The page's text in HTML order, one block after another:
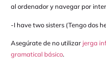
al ordenador y navegar por
-I have two sisters (Tengo dos
Asegúrate de no utilizar jerga
gramatical básico.